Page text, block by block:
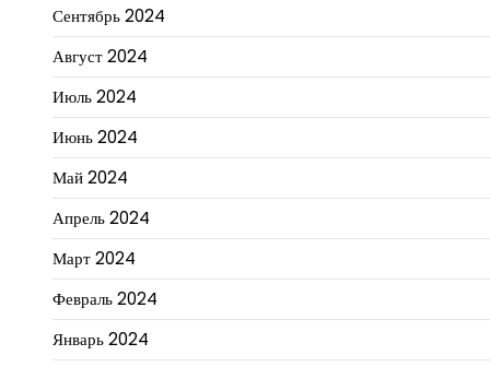
Сентябрь 2024
Август 2024
Июль 2024
Июнь 2024
Май 2024
Апрель 2024
Март 2024
Февраль 2024
Январь 2024